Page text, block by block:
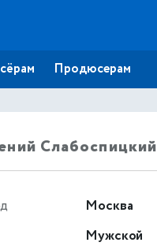
Продюсерам
Слабоспицкий
Москва
Мужской